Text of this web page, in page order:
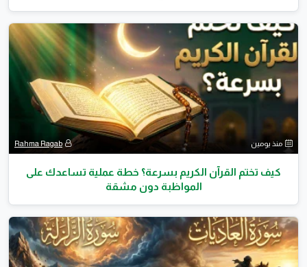
منذ يومين Rahma Ragab
كيف تختم القرآن الكريم بسرعة؟ خطة عملية تساعدك على
المواظبة دون مشقة